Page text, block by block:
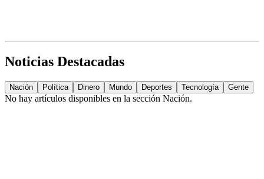
Noticias Destacadas
Nación Política Dinero Mundo Deportes Tecnología Gente
No hay artículos disponibles en la sección Nación.